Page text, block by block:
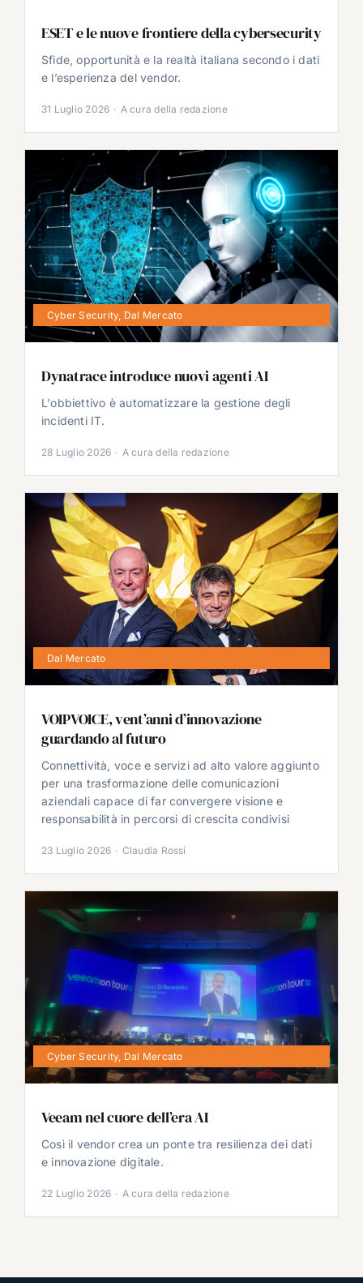
ESET e le nuove frontiere della cybersecurity
Sfide, opportunità e la realtà italiana secondo i dati
e l’esperienza del vendor.
31 Luglio 2026 · A cura della redazione
Cyber Security, Dal Mercato
Dynatrace introduce nuovi agenti AI
L'obbiettivo è automatizzare la gestione degli
incidenti IT.
28 Luglio 2026 · A cura della redazione
Dal Mercato
VOIPVOICE, vent’anni d’innovazione
guardando al futuro
Connettività, voce e servizi ad alto valore aggiunto
per una trasformazione delle comunicazioni
aziendali capace di far convergere visione e
responsabilità in percorsi di crescita condivisi
23 Luglio 2026 · Claudia Rossi
Cyber Security, Dal Mercato
Veeam nel cuore dell’era AI
Così il vendor crea un ponte tra resilienza dei dati
e innovazione digitale.
22 Luglio 2026 · A cura della redazione